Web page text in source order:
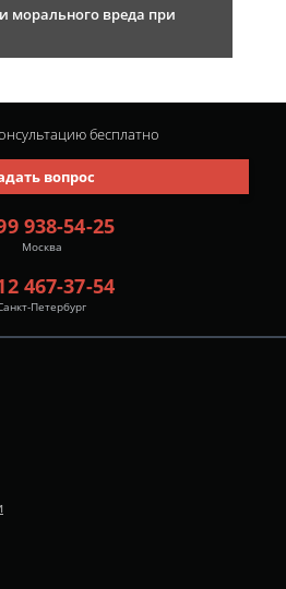
морального вреда при
938-54-25
Москва
467-37-54
Петербург
вопрос
бесплатно